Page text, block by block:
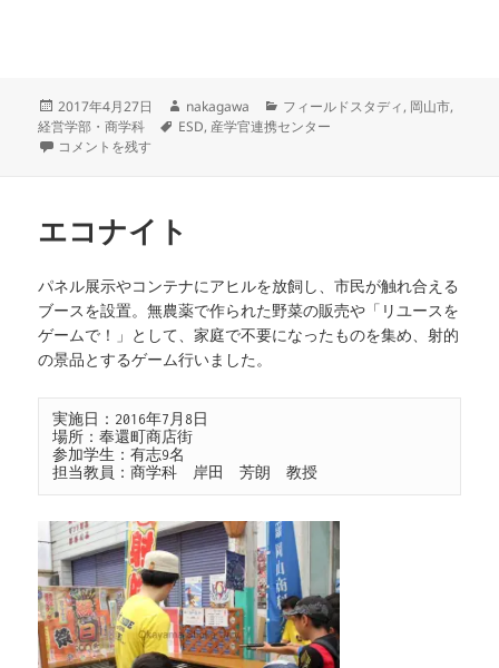
投
稿
日:
2017年4月27日
作
成
nakagawa
カ
テ
フィールドスタディ, 岡山市,
経営学部・商学科
タ
ESD, 産学官連携センター
第12回京山地区ＥＳＤフェスティバル に
コメントを残す
エコナイト
パネル展示やコンテナにアヒルを放飼し、市民が触れ合える
ブースを設置。無農薬で作られた野菜の販売や「リユースを
ゲームで！」として、家庭で不要になったものを集め、射的
の景品とするゲーム行いました。
実施日：2016年7月8日
場所：奉還町商店街
参加学生：有志9名
担当教員：商学科　岸田　芳朗　教授